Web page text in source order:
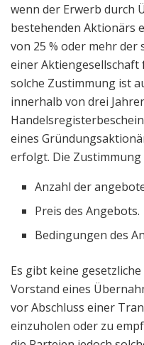
wenn der Erwerb durch
bestehenden Aktionärs
von 25 % oder mehr
einer Aktiengesellschaft
solche Zustimmung ist
innerhalb von drei
eines
erfolgt. Die Zustimmung
Anzahl der
Preis des Angebots.
Bedingungen des
Es gibt keine
Vorstand eines
vor Abschluss einer
einzuholen oder zu